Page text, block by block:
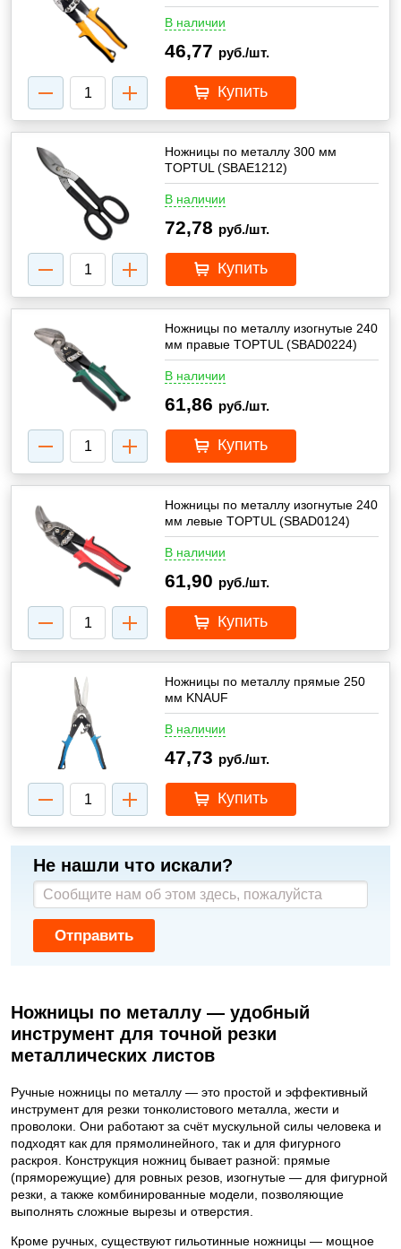
В наличии
46,77 руб./шт.
Купить
Ножницы по металлу 300 мм
TOPTUL (SBAE1212)
В наличии
72,78 руб./шт.
Купить
Ножницы по металлу изогнутые 240
мм правые TOPTUL (SBAD0224)
В наличии
61,86 руб./шт.
Купить
Ножницы по металлу изогнутые 240
мм левые TOPTUL (SBAD0124)
В наличии
61,90 руб./шт.
Купить
Ножницы по металлу прямые 250
мм KNAUF
В наличии
47,73 руб./шт.
Купить
Не нашли что искали?
Отправить
Ножницы по металлу — удобный
инструмент для точной резки
металлических листов
Ручные ножницы по металлу — это простой и эффективный
инструмент для резки тонколистового металла, жести и
проволоки. Они работают за счёт мускульной силы человека и
подходят как для прямолинейного, так и для фигурного
раскроя. Конструкция ножниц бывает разной: прямые
(пряморежущие) для ровных резов, изогнутые — для фигурной
резки, а также комбинированные модели, позволяющие
выполнять сложные вырезы и отверстия.
Кроме ручных, существуют гильотинные ножницы — мощное